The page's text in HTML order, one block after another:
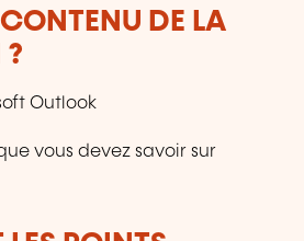
CONTENU DE LA
?
Outlook
vous devez savoir sur